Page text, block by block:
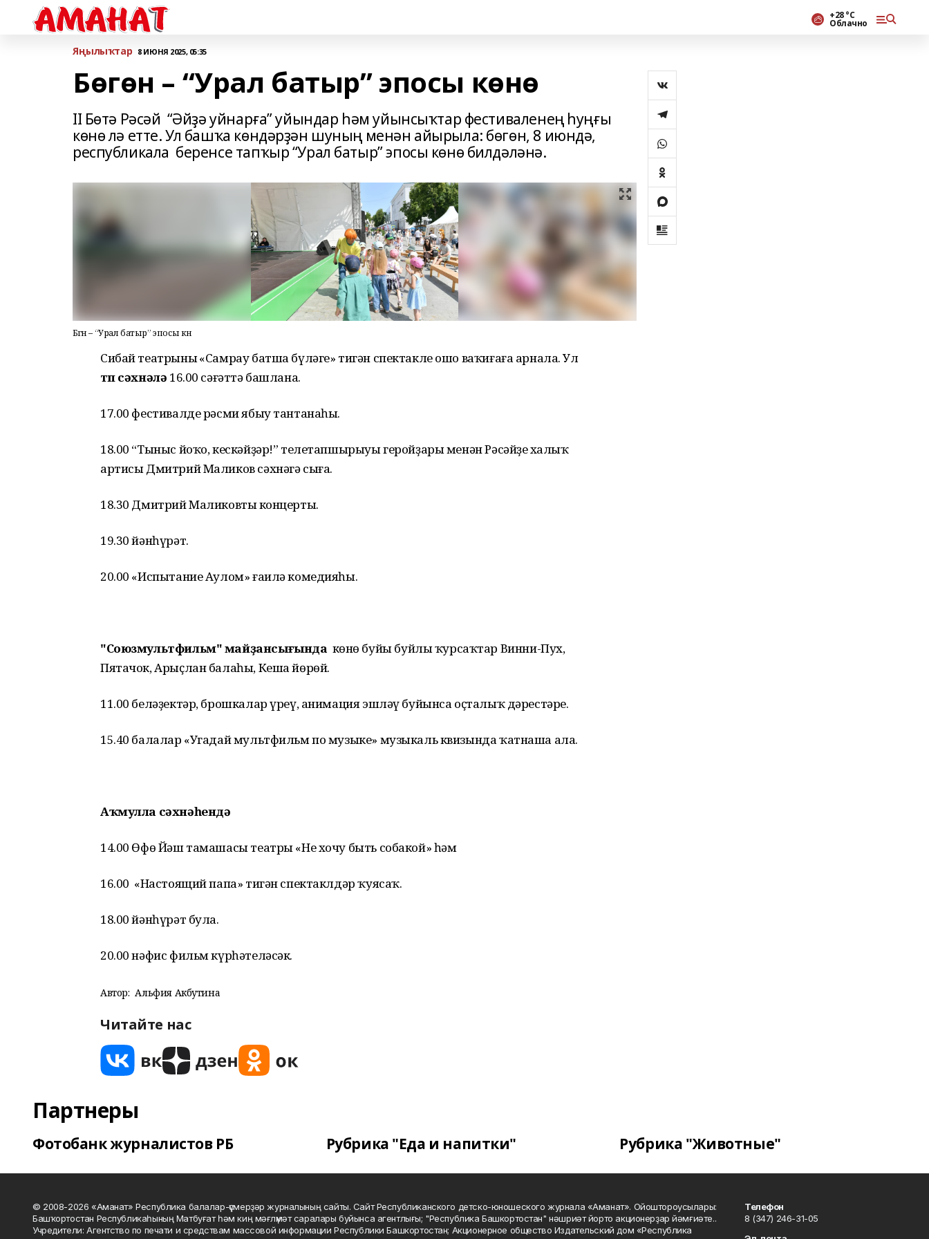
+28 °С
Облачно
Яңылыҡтар 8 ИЮНЯ 2025, 05:35
Бөгөн – “Урал батыр” эпосы көнө
II Бөтә Рәсәй “Әйҙә уйнарға” уйындар һәм уйынсыҡтар фестиваленең һуңғы
көнө лә етте. Ул башҡа көндәрҙән шуның менән айырыла: бөгөн, 8 июндә,
республикала беренсе тапҡыр “Урал батыр” эпосы көнө билдәләнә.
Бөгөн – “Урал батыр” эпосы көнө
Сибай театрының «Самрау батша бүләге» тигән спектакле ошо ваҡиғаға арнала. Ул
төп сәхнәлә 16.00 сәғәттә башлана.
17.00 фестивалде рәсми ябыу тантанаһы.
18.00 “Тыныс йоҡо, кескәйҙәр!” телетапшырыуы геройҙары менән Рәсәйҙең халыҡ
артисы Дмитрий Маликов сәхнәгә сыға.
18.30 Дмитрий Маликовтың концерты.
19.30 йәнһүрәт.
20.00 «Испытание Аулом» ғаилә комедияһы.
"Союзмультфильм" майҙансығында көнө буйы буйлы ҡурсаҡтар Винни-Пух,
Пятачок, Арыҫлан балаһы, Кеша йөрөй.
11.00 беләҙектәр, брошкалар үреү, анимация эшләү буйынса оҫталыҡ дәрестәре.
15.40 балалар «Угадай мультфильм по музыке» музыкаль квизында ҡатнаша ала.
Аҡмулла сәхнәһендә
14.00 Өфө Йәш тамашасы театры «Не хочу быть собакой» һәм
16.00 «Настоящий папа» тигән спектаклдәр ҡуясаҡ.
18.00 йәнһүрәт була.
20.00 нәфис фильм күрһәтеләсәк.
Автор: Альфия Акбутина
Читайте нас
Партнеры
Фотобанк журналистов РБ Рубрика "Еда и напитки" Рубрика "Животные"
© 2008-2026 «Аманат» Республика балалар-үҫмерҙәр журналының сайты. Сайт Республиканского детско-юношеского журнала «Аманат». Ойоштороусылары:
Башҡортостан Республикаһының Матбуғат һәм киң мәғлүмәт саралары буйынса агентлығы; "Республика Башкортостан" нәшриәт йорто акционерҙар йәмғиәте..
Учредители: Агентство по печати и средствам массовой информации Республики Башкортостан; Акционерное общество Издательский дом «Республика
Телефон
8 (347) 246-31-05